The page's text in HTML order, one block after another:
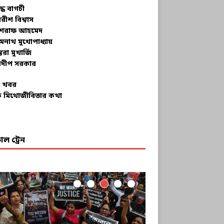
বাগচী
বিশ্বাস
আহমেদ
মুখোপাধ্যায়
মুখার্জি
সরকার
খবর
কথা
ট্রেন